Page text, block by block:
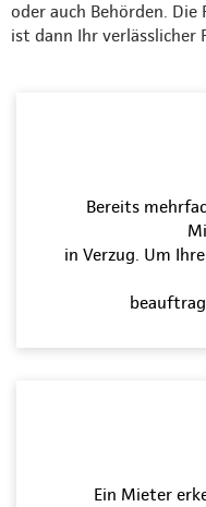
oder auch Behörden. Die
ist dann Ihr verlässlicher
Bereits
in Verzug. Um
Ein Mieter